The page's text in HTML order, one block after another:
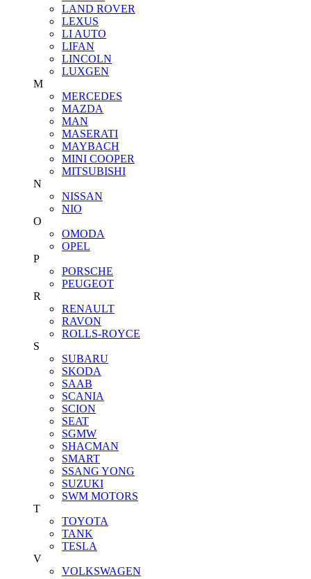
LAND ROVER
LEXUS
LI AUTO
LIFAN
LINCOLN
LUXGEN
M
MERCEDES
MAZDA
MAN
MASERATI
MAYBACH
MINI COOPER
MITSUBISHI
N
NISSAN
NIO
O
OMODA
OPEL
P
PORSCHE
PEUGEOT
R
RENAULT
RAVON
ROLLS-ROYCE
S
SUBARU
SKODA
SAAB
SCANIA
SCION
SEAT
SGMW
SHACMAN
SMART
SSANG YONG
SUZUKI
SWM MOTORS
T
TOYOTA
TANK
TESLA
V
VOLKSWAGEN